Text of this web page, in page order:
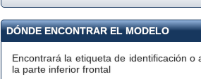
DÓNDE ENCONTRAR EL MODELO
Encontrará la etiqueta de identificación o
la parte inferior frontal